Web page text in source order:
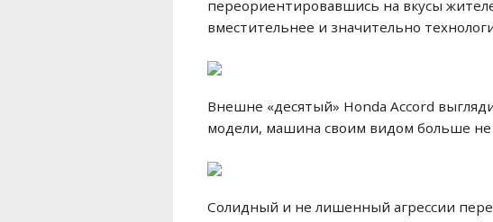
переориентировавшись на вкусы
вместительнее и значительно
Внешне «десятый» Honda Accord
модели, машина своим видом больше не
Солидный и не лишенный агрессии